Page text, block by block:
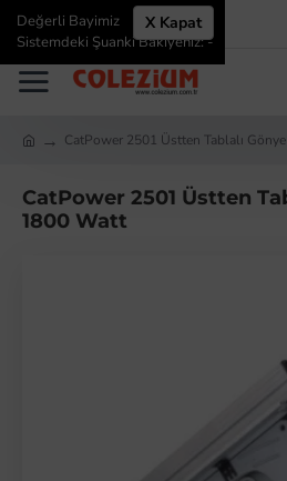
ÜYE GIRIŞI ÜYE OL
X Kapat
Değerli Bayimiz
Sistemdeki Şuanki Bakiyeniz: -
CatPower 2501 Üstten Tablalı
CatPower 2501 Üstten
1800 Watt